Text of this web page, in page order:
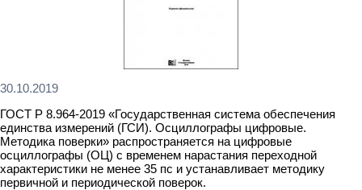
30.10.2019
ГОСТ Р 8.964-2019 «Государственная система обеспечения
единства измерений (ГСИ). Осциллографы цифровые.
Методика поверки» распространяется на цифровые
осциллографы (ОЦ) с временем нарастания переходной
характеристики не менее 35 пс и устанавливает методику
первичной и периодической поверок.